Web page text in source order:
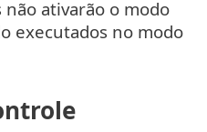
ativarão o modo
executados no modo